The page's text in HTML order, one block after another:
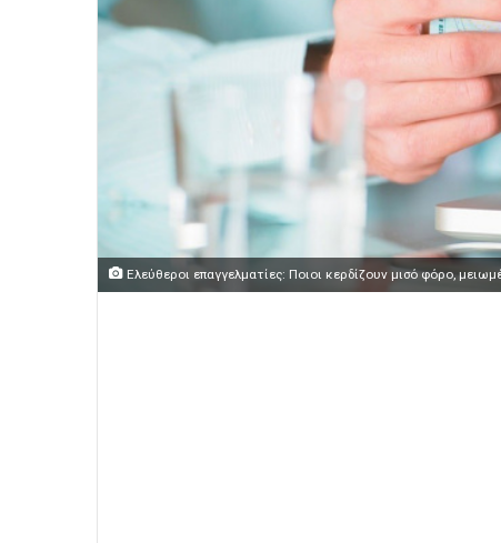
Ελεύθεροι επαγγελματίες: Ποιοι κερδίζουν μισό φόρο,